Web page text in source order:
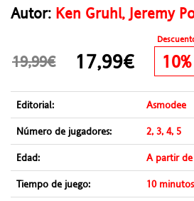
Autor: Ken Gruhl, Jeremy
19,99€ 17,99€ 10%
Editorial:
Asmodee
Número de jugadores:
2, 3, 4, 5
Edad:
A partir
Tiempo de juego:
10